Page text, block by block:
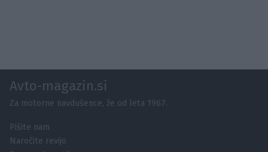
Avto-magazin.si
Za motorne navdušence, že od leta 1967.
Pišite nam
Naročite revijo